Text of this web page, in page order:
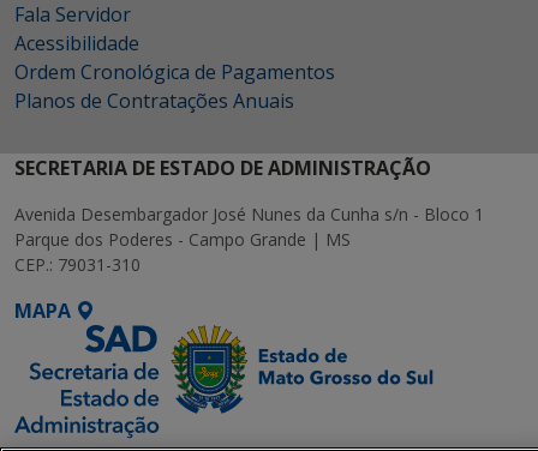
Fala Servidor
Acessibilidade
Ordem Cronológica de Pagamentos
Planos de Contratações Anuais
SECRETARIA DE ESTADO DE ADMINISTRAÇÃO
Avenida Desembargador José Nunes da Cunha s/n - Bloco 1
Parque dos Poderes - Campo Grande | MS
CEP.: 79031-310
MAPA